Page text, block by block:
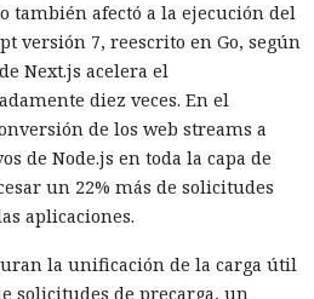
también afectó a la ejecución del
versión 7, reescrito en Go, según
Next.js acelera el
diez veces. En el
de los web streams a
de Node.js en toda la capa de
un 22% más de solicitudes
aplicaciones.
la unificación de la carga útil
solicitudes de precarga, un